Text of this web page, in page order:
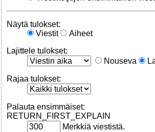
Näytä tulokset:
Viestit
Aiheet
Lajittele tulokset:
Nouseva
Rajaa tulokset:
Palauta ensimmäiset:
RETURN_FIRST_EXPLAIN
Merkkiä viestistä.